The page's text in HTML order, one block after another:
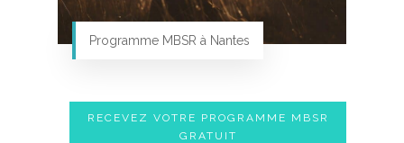
Programme MBSR à Nantes
RECEVEZ VOTRE PROGRAMME MBSR
GRATUIT